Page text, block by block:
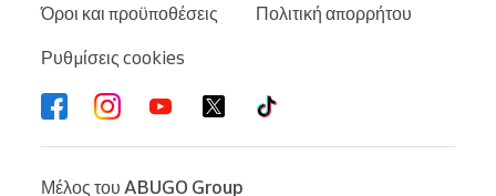
Όροι και προϋποθέσεις
Πολιτική απορρήτου
Ρυθμίσεις cookies
Μέλος του ABUGO Group